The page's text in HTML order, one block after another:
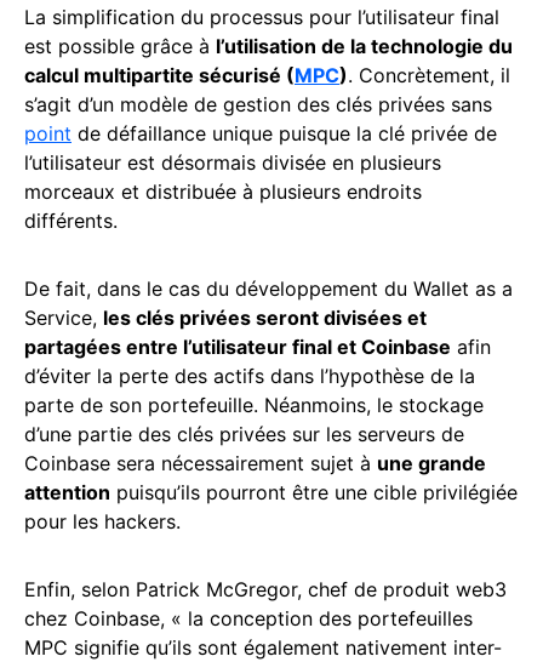
La simplification du processus pour l’utilisateur final
est possible grâce à l’utilisation de la technologie du
calcul multipartite sécurisé (MPC). Concrètement, il
s’agit d’un modèle de gestion des clés privées sans
point de défaillance unique puisque la clé privée de
l’utilisateur est désormais divisée en plusieurs
morceaux et distribuée à plusieurs endroits
différents.
De fait, dans le cas du développement du Wallet as a
Service, les clés privées seront divisées et
partagées entre l’utilisateur final et Coinbase afin
d’éviter la perte des actifs dans l’hypothèse de la
parte de son portefeuille. Néanmoins, le stockage
d’une partie des clés privées sur les serveurs de
Coinbase sera nécessairement sujet à une grande
attention puisqu’ils pourront être une cible privilégiée
pour les hackers.
Enfin, selon Patrick McGregor, chef de produit web3
chez Coinbase, « la conception des portefeuilles
MPC signifie qu’ils sont également nativement inter-